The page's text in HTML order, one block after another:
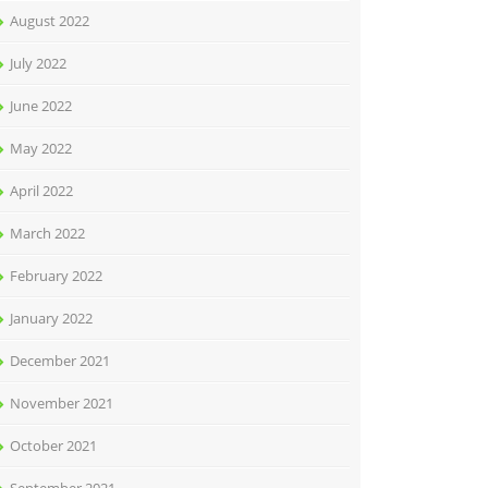
August 2022
July 2022
June 2022
May 2022
April 2022
March 2022
February 2022
January 2022
December 2021
November 2021
October 2021